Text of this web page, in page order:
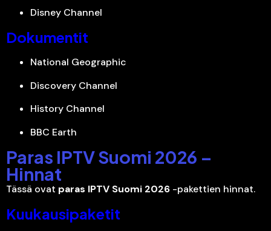
Disney Channel
Dokumentit
National Geographic
Discovery Channel
History Channel
BBC Earth
Paras IPTV Suomi 2026 –
Hinnat
Tässä ovat paras IPTV Suomi 2026 -pakettien hinnat.
Kuukausipaketit